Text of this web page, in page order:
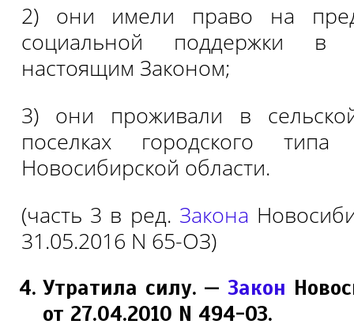
2) они имели право на
социальной поддержки в
настоящим Законом;
3) они проживали в
поселках городского
Новосибирской области.
(часть 3 в ред. Закона
31.05.2016 N 65-ОЗ)
Утратила силу. — Закон
от 27.04.2010 N 494-ОЗ.